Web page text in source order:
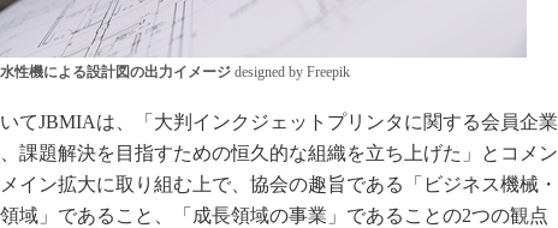
水性機による設計図の出力イメージ designed by Freepik
てJBMIAは、「大判インクジェットプリンタに関する会員企業
課題解決を目指すための恒久的な組織を立ち上げた」とコメン
イン拡大に取り組む上で、協会の趣旨である「ビジネス機械・
域」であること、「成長領域の事業」であることの2つの観点